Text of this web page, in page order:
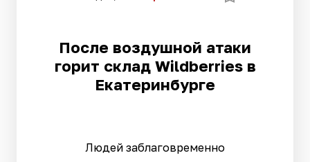
После воздушной атаки
горит склад Wildberries в
Екатеринбурге
Людей заблаговременно